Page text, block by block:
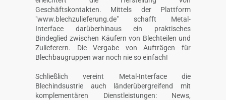
Geschäftskontakten. Mittels der Plattform
"www.blechzulieferung.de" schafft Metal-
Interface darüberhinaus ein praktisches
Bindeglied zwischen Käufern von Blechteilen und
Zulieferern. Die Vergabe von Aufträgen für
Blechbaugruppen war noch nie so einfach!
Schließlich vereint Metal-Interface die
Blechindsustrie auch länderübergreifend mit
komplementären Dienstleistungen: News,